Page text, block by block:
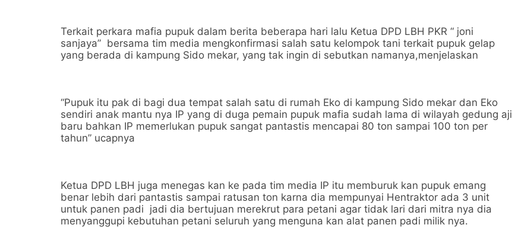
Terkait perkara mafia pupuk dalam berita beberapa hari lalu Ketua DPD LBH PKR “ joni
sanjaya” bersama tim media mengkonfirmasi salah satu kelompok tani terkait pupuk gelap
yang berada di kampung Sido mekar, yang tak ingin di sebutkan namanya,menjelaskan
“Pupuk itu pak di bagi dua tempat salah satu di rumah Eko di kampung Sido mekar dan Eko
sendiri anak mantu nya IP yang di duga pemain pupuk mafia sudah lama di wilayah gedung aji
baru bahkan IP memerlukan pupuk sangat pantastis mencapai 80 ton sampai 100 ton per
tahun” ucapnya
Ketua DPD LBH juga menegas kan ke pada tim media IP itu memburuk kan pupuk emang
benar lebih dari pantastis sampai ratusan ton karna dia mempunyai Hentraktor ada 3 unit
untuk panen padi jadi dia bertujuan merekrut para petani agar tidak lari dari mitra nya dia
menyanggupi kebutuhan petani seluruh yang menguna kan alat panen padi milik nya.